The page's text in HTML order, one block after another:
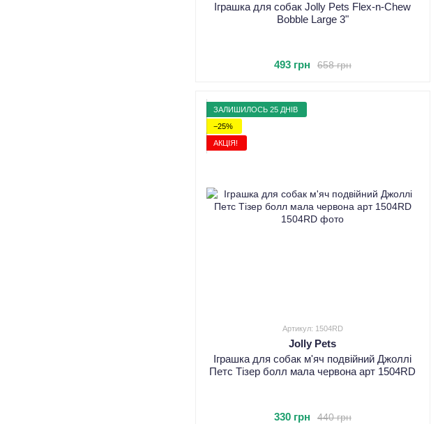
Іграшка для собак Jolly Pets Flex-n-Chew
Bobble Large 3"
658 грн
493 грн
ЗАЛИШИЛОСЬ 25 ДНІВ
−25%
АКЦІЯ!
Артикул: 1504RD
Jolly Pets
Іграшка для собак м'яч подвійний Джоллі
Петс Тізер болл мала червона арт 1504RD
440 грн
330 грн